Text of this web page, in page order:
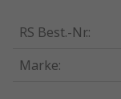
RS Best.-Nr.:
Marke: